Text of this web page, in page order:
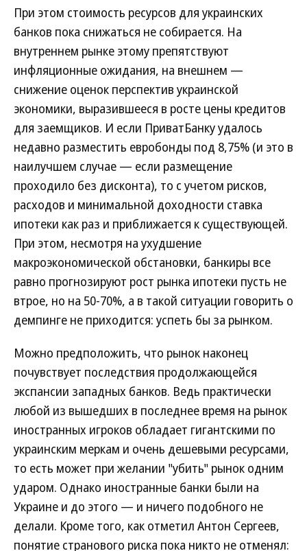
При этом стоимость ресурсов для украинских
банков пока снижаться не собирается. На
внутреннем рынке этому препятствуют
инфляционные ожидания, на внешнем —
снижение оценок перспектив украинской
экономики, выразившееся в росте цены кредитов
для заемщиков. И если ПриватБанку удалось
недавно разместить евробонды под 8,75% (и это в
наилучшем случае — если размещение
проходило без дисконта), то с учетом рисков,
расходов и минимальной доходности ставка
ипотеки как раз и приближается к существующей.
При этом, несмотря на ухудшение
макроэкономической обстановки, банкиры все
равно прогнозируют рост рынка ипотеки пусть не
втрое, но на 50-70%, а в такой ситуации говорить о
демпинге не приходится: успеть бы за рынком.
Можно предположить, что рынок наконец
почувствует последствия продолжающейся
экспансии западных банков. Ведь практически
любой из вышедших в последнее время на рынок
иностранных игроков обладает гигантскими по
украинским меркам и очень дешевыми ресурсами,
то есть может при желании "убить" рынок одним
ударом. Однако иностранные банки были на
Украине и до этого — и ничего подобного не
делали. Кроме того, как отметил Антон Сергеев,
понятие странового риска пока никто не отменял: